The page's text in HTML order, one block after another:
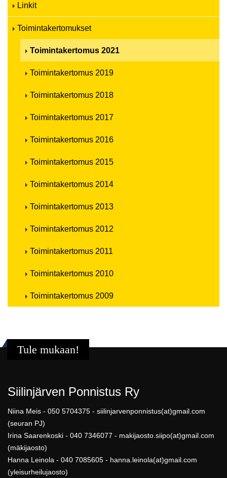
Linkit
Toimintakertomukset
Toimintakertomus 2021
Toimintakertomus 2019
Toimintakertomus 2018
Toimintakertomus 2017
Toimintakertomus 2016
Toimintakertomus 2015
Toimintakertomus 2014
Toimintakertomus 2013
Toimintakertomus 2012
Toimintakertomus 2011
Toimintakertomus 2010
Toimintakertomus 2009
Tule mukaan!
Siilinjärven Ponnistus Ry
Niina Meis - 050 5704375 - siilinjarvenponnistus(at)gmail.com
(seuran PJ)
Irina Saarenkoski - 040 7346077 - makijaosto.siipo(at)gmail.com
(mäkijaosto)
Hanna Leinola - 040 7085605 - hanna.leinola(at)gmail.com
(yleisurheilujaosto)